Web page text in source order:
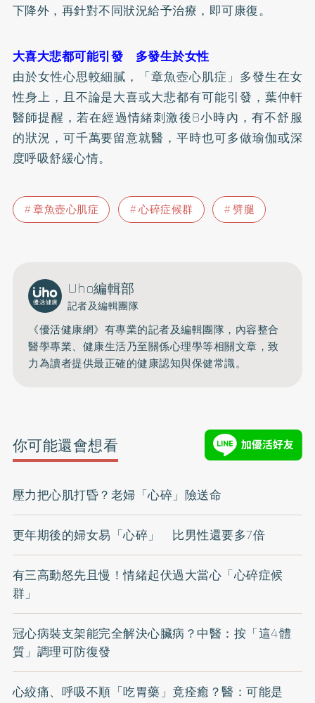
下降外，再針對不同狀況給予治療，即可康復。
大喜大悲都可能引發 多發生於女性
由於女性心思較細膩，「章魚壺心肌症」多發生在女
性身上，且不論是大喜或大悲都有可能引發，葉仲軒
醫師提醒，若在經過情緒刺激後8小時內，有不舒服
的狀況，可千萬要留意就醫，平時也可多做瑜伽或深
度呼吸舒緩心情。
章魚壺心肌症 心碎症候群 劈腿
Uho編輯部
記者及編輯團隊
《優活健康網》有專業的記者及編輯團隊，內容整合
醫學專業、健康生活乃至關係心理學等相關文章，致
力為讀者提供最正確的健康認知與保健常識。
你可能還會想看
壓力把心肌打昏？老婦「心碎」險送命
更年期後的婦女易「心碎」 比男性還要多7倍
有三高動怒先且慢！情緒起伏過大當心「心碎症候
群」
冠心病裝支架能完全解決心臟病？中醫：按「這4體
質」調理可防復發
心絞痛、呼吸不順「吃胃藥」竟痊癒？醫：可能是